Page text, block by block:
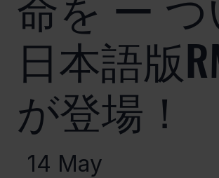
日本語版
が登場！
14 May